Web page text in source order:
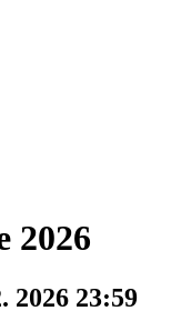
2026
2026 23:59